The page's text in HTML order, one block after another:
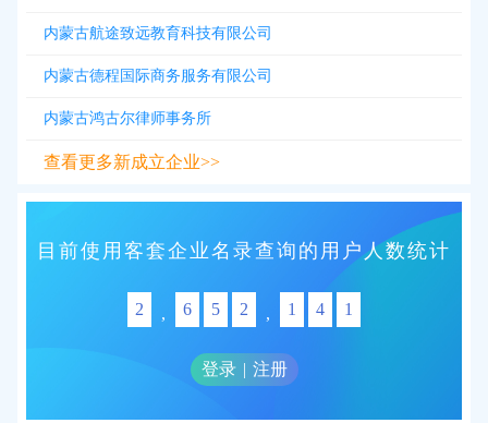
内蒙古航途致远教育科技有限公司
内蒙古德程国际商务服务有限公司
内蒙古鸿古尔律师事务所
查看更多新成立企业>>
目前使用客套企业名录查询的用户人数统计
2 , 6 5 2 , 1 4 1
登录 | 注册